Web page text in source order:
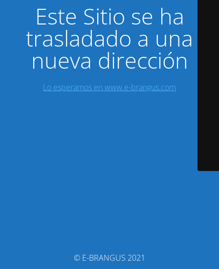
Este Sitio se ha
trasladado a una
nueva dirección
Lo esperamos en www.e-brangus.com
© E-BRANGUS 2021